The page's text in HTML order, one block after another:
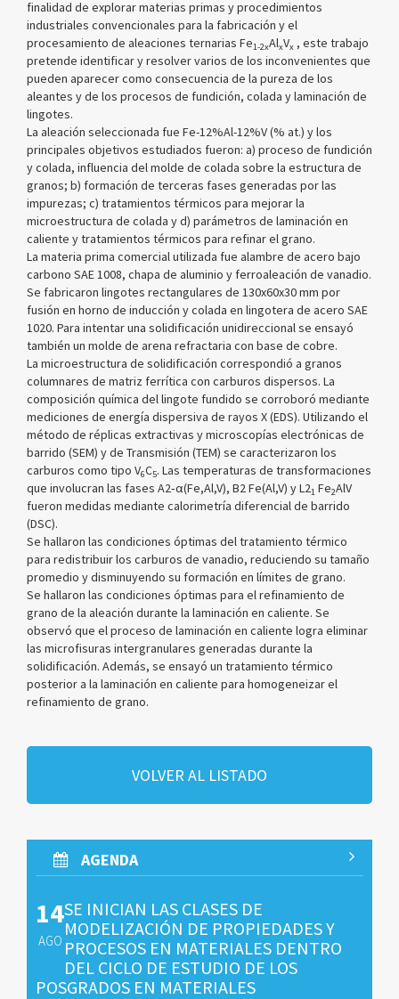
finalidad de explorar materias primas y procedimientos
industriales convencionales para la fabricación y el
procesamiento de aleaciones ternarias Fe1-2xAlxVx , este trabajo
pretende identificar y resolver varios de los inconvenientes que
pueden aparecer como consecuencia de la pureza de los
aleantes y de los procesos de fundición, colada y laminación de
lingotes.
La aleación seleccionada fue Fe-12%Al-12%V (% at.) y los
principales objetivos estudiados fueron: a) proceso de fundición
y colada, influencia del molde de colada sobre la estructura de
granos; b) formación de terceras fases generadas por las
impurezas; c) tratamientos térmicos para mejorar la
microestructura de colada y d) parámetros de laminación en
caliente y tratamientos térmicos para refinar el grano.
La materia prima comercial utilizada fue alambre de acero bajo
carbono SAE 1008, chapa de aluminio y ferroaleación de vanadio.
Se fabricaron lingotes rectangulares de 130x60x30 mm por
fusión en horno de inducción y colada en lingotera de acero SAE
1020. Para intentar una solidificación unidireccional se ensayó
también un molde de arena refractaria con base de cobre.
La microestructura de solidificación correspondió a granos
columnares de matriz ferrítica con carburos dispersos. La
composición química del lingote fundido se corroboró mediante
mediciones de energía dispersiva de rayos X (EDS). Utilizando el
método de réplicas extractivas y microscopías electrónicas de
barrido (SEM) y de Transmisión (TEM) se caracterizaron los
carburos como tipo V6C5. Las temperaturas de transformaciones
que involucran las fases A2‐α(Fe,Al,V), B2 Fe(Al,V) y L21 Fe2AlV
fueron medidas mediante calorimetría diferencial de barrido
(DSC).
Se hallaron las condiciones óptimas del tratamiento térmico
para redistribuir los carburos de vanadio, reduciendo su tamaño
promedio y disminuyendo su formación en límites de grano.
Se hallaron las condiciones óptimas para el refinamiento de
grano de la aleación durante la laminación en caliente. Se
observó que el proceso de laminación en caliente logra eliminar
las microfisuras intergranulares generadas durante la
solidificación. Además, se ensayó un tratamiento térmico
posterior a la laminación en caliente para homogeneizar el
refinamiento de grano.
VOLVER AL LISTADO
AGENDA
14
AGO
SE INICIAN LAS CLASES DE
MODELIZACIÓN DE PROPIEDADES Y
PROCESOS EN MATERIALES DENTRO
DEL CICLO DE ESTUDIO DE LOS
POSGRADOS EN MATERIALES